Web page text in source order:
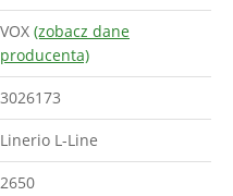
VOX (zobacz dane
producenta)
3026173
Linerio L-Line
2650